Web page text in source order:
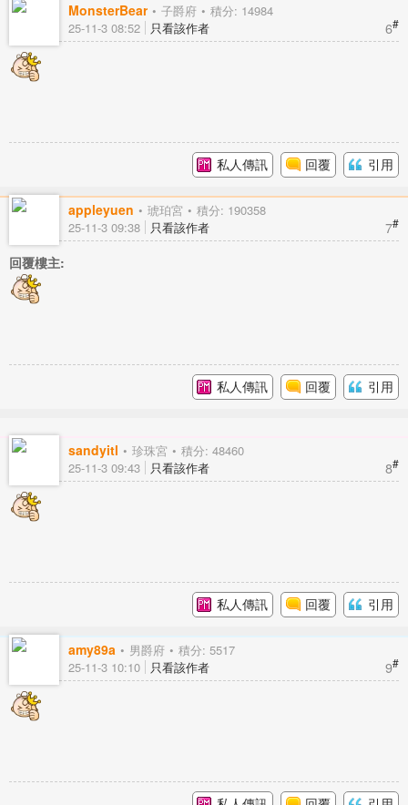
MonsterBear 子爵府 積分: 14984
6#
25-11-3 08:52 只看該作者
私人傳訊 回覆 引用
appleyuen 琥珀宮 積分: 190358
7#
25-11-3 09:38 只看該作者
回覆樓主:
私人傳訊 回覆 引用
sandyitl 珍珠宮 積分: 48460
8#
25-11-3 09:43 只看該作者
私人傳訊 回覆 引用
amy89a 男爵府 積分: 5517
9#
25-11-3 10:10 只看該作者